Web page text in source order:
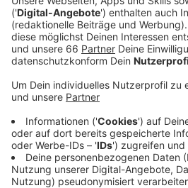
Anzeige
Darunter Marken wieGazelle,
Eine erste Besichtigung ist ab
möglich.
Anzeige